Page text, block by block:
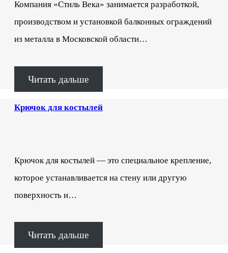
Компания «Стиль Века» занимается разработкой,
производством и установкой балконных ограждений
из металла в Московской области…
Читать дальше
Крючок для костылей
Крючок для костылей — это специальное крепление,
которое устанавливается на стену или другую
поверхность и…
Читать дальше